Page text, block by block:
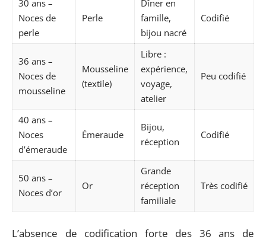
30 ans –
Noces de
perle
Perle
Dîner en
famille,
bijou nacré
Codifié
36 ans –
Noces de
mousseline
Mousseline
(textile)
Libre :
expérience,
voyage,
atelier
Peu codifié
40 ans –
Noces
d’émeraude
Émeraude
Bijou,
réception
Codifié
50 ans –
Noces d’or
Or
Grande
réception
familiale
Très codifié
L’absence de codification forte des 36 ans de